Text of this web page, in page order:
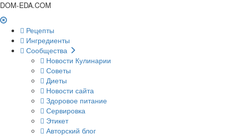
DOM-EDA.COM
Рецепты
Ингредиенты
Сообщества
Новости Кулинарии
Советы
Диеты
Новости сайта
Здоровое питание
Сервировка
Этикет
Авторский блог